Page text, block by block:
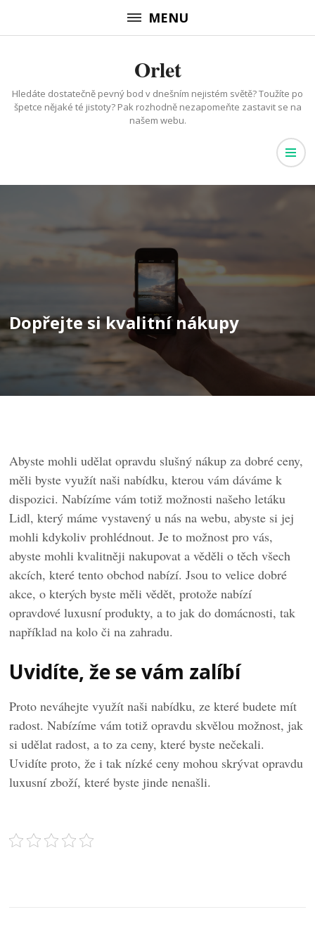
na
Enter)
MENU
Orlet
Hledáte dostatečně pevný bod v dnešním nejistém světě? Toužíte po
špetce nějaké té jistoty? Pak rozhodně nezapomeňte zastavit se na
našem webu.
Dopřejte si kvalitní nákupy
Abyste mohli udělat opravdu slušný nákup za dobré ceny,
měli byste využít naši nabídku, kterou vám dáváme k
dispozici. Nabízíme vám totiž možnosti našeholetáku
Lidl, který máme vystavený u nás na webu, abyste si jej
mohli kdykoliv prohlédnout. Je to možnost pro vás,
abyste mohli kvalitněji nakupovat a věděli o těch všech
akcích, které tento obchod nabízí. Jsou to velice dobré
akce, o kterých byste měli vědět, protože nabízí
opravdové luxusní produkty, a to jak do domácnosti, tak
například na kolo či na zahradu.
Uvidíte, že se vám zalíbí
Proto neváhejte využít naši nabídku, ze které budete mít
radost. Nabízíme vám totiž opravdu skvělou možnost, jak
si udělat radost, a to za ceny, které byste nečekali.
Uvidíte proto, že i tak nízké ceny mohou skrývat opravdu
luxusní zboží, které byste jinde nenašli.